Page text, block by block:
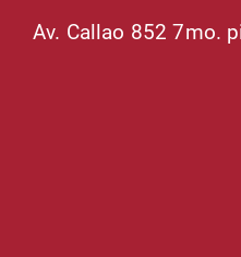
Av. Callao 852 7mo.